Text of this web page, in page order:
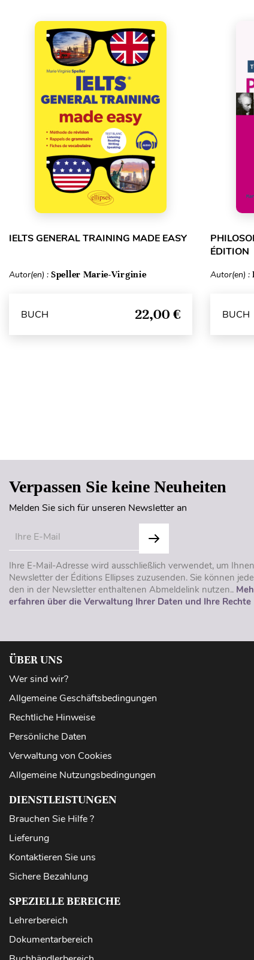
IELTS GENERAL TRAINING MADE EASY
Autor(en) : Speller Marie-Virginie
BUCH 22,00 €
ÉDITION
Autor(en) :
BUCH
Verpassen Sie keine Neuheiten
Melden Sie sich für unseren Newsletter an
Ihre E-Mail-Adresse wird ausschließlich verwendet, um
Newsletter der Éditions Ellipses zuzusenden. Sie können
den in der Newsletter enthaltenen Abmeldelink nutzen..
erfahren über die Verwaltung Ihrer Daten und Ihre Rechte
ÜBER UNS
Wer sind wir?
Allgemeine Geschäftsbedingungen
Rechtliche Hinweise
Persönliche Daten
Verwaltung von Cookies
Allgemeine Nutzungsbedingungen
DIENSTLEISTUNGEN
Brauchen Sie Hilfe ?
Lieferung
Kontaktieren Sie uns
Sichere Bezahlung
SPEZIELLE BEREICHE
Lehrerbereich
Dokumentarbereich